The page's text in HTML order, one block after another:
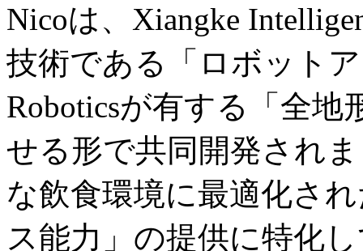
Nicoは、Xiangke
技術である「ロボット
Roboticsが有する「全
せる形で共同開発され
な飲食環境に最適化さ
ス能力」の提供に特化